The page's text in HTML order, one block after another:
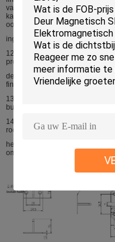
van vervanging, op en neer
kabinetsfabriek te
ook zijn
ingebedde, verborgen installatie;
12. Veilig en betrouwbaar: de
produceert significante
de misvorming, trilling,
financiële en andere gebieden.
13. Lage kosten: het gebied van
burgerlijke consumptie,
14. Oppervlaktebehandeling:
rook experimenteerde 200 uren),
het product is geschikt voor +60
omgevingstemperatuur